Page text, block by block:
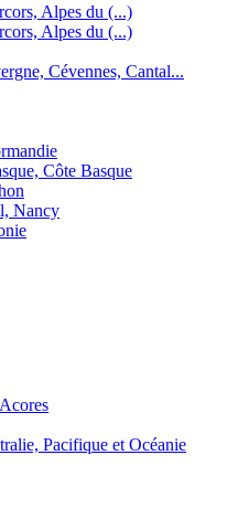
Alpes du (...)
Alpes du (...)
Cévennes, Cantal...
Côte Basque
Nancy
Pacifique et Océanie